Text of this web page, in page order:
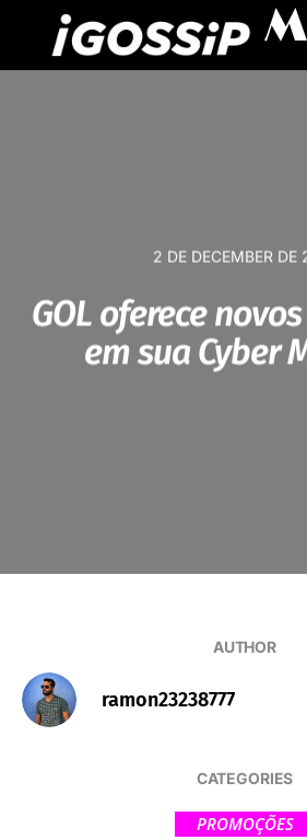
M
2 DE DECEMBER DE
GOL oferece
em sua Cyber
AUTHOR
ramon23238777
CATEGORIES
PROMOÇÕES